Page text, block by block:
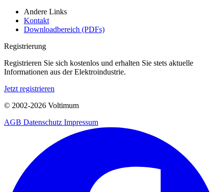
Andere Links
Kontakt
Downloadbereich (PDFs)
Registrierung
Registrieren Sie sich kostenlos und erhalten Sie stets aktuelle
Informationen aus der Elektroindustrie.
Jetzt registrieren
© 2002-2026 Voltimum
AGB Datenschutz Impressum